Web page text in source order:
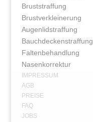
Bruststraffung
Brustverkleinerung
Augenlidstraffung
Bauchdeckenstraffung
Faltenbehandlung
Nasenkorrektur
IMPRESSUM
AGB
PREISE
FAQ
JOBS